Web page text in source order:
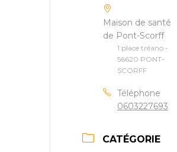
Maison de santé
de Pont-Scorff
1 place tréano -
56620 PONT-
SCORFF
Téléphone
0603227693
CATÉGORIE